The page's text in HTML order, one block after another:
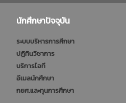
นักศึกษาปัจจุบัน
ระบบบริหารการศึกษา
ปฎิทินวิชาการ
บริการไอที
อีเมลนักศึกษา
กยศ.และทุนการศึกษา